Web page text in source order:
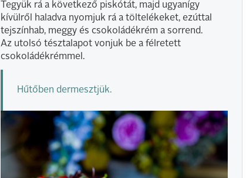
Tegyük rá a következő piskótát, majd ugyanígy
kívülről haladva nyomjuk rá a töltelékeket, ezúttal
tejszínhab, meggy és csokoládékrém a sorrend.
Az utolsó tésztalapot vonjuk be a félretett
csokoládékrémmel.
Hűtőben dermesztjük.